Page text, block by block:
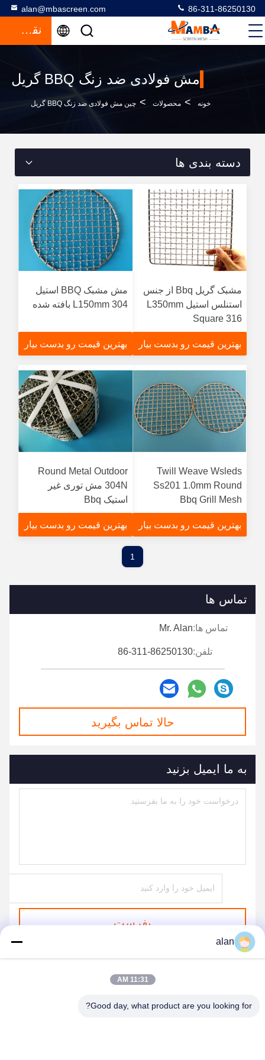
alan@mbascreen.com 86-311-86250130
نقل قول
مش فولادی ضد زنگ BBQ گریل
خونه > محصولات > چین مش فولادی ضد زنگ BBQ گریل
دسته بندی ها
مشبک گریل Bbq از جنس
استنلس استیل L350mm
Square 316
بهترین قیمت رو بدست بیار
مش مشبک BBQ استیل
304 L150mm بافته شده
بهترین قیمت رو بدست بیار
Twill Weave Wsleds
Ss201 1.0mm Round
Bbq Grill Mesh
بهترین قیمت رو بدست بیار
Round Metal Outdoor
304N مش توری غیر
استیک Bbq
بهترین قیمت رو بدست بیار
1
تماس ها
تماس ها:Mr. Alan
تلفن:86-311-86250130
حالا تماس بگیرید
به ما ایمیل بزنید
بفرست
alan
11:31 AM
Good day, what product are you looking for?